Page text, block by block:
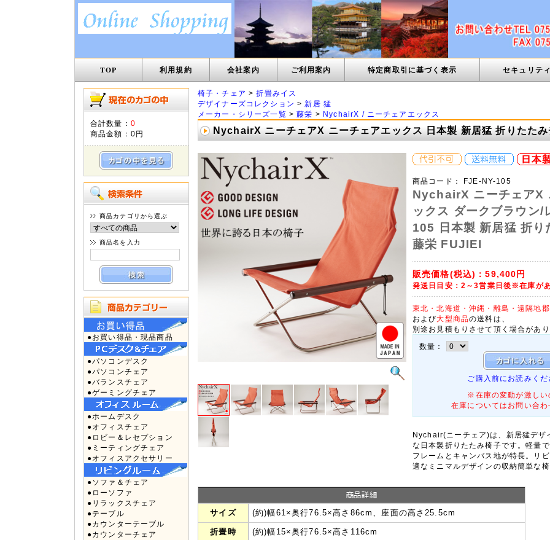
TOP 利用規約 会社案内 ご利用案内 特定商取引に基づく表示 セキュリテ
合計数量： 0
商品金額： 0円
商品カテゴリから選ぶ
商品名を入力
●お買い得品・現品商品
●パソコンデスク
●パソコンチェア
●バランスチェア
●ゲーミングチェア
●ホームデスク
●オフィスチェア
●ロビー＆レセプション
●ミーティングチェア
●オフィスアクセサリー
●ソファ＆チェア
●ローソファ
●リラックスチェア
●テーブル
●カウンターテーブル
●カウンターチェア
椅子・チェア >折畳みイス
デザイナーズコレクション >新居 猛
メーカー・シリーズ一覧 >藤栄 > NychairX / ニーチェアエックス
NychairX ニーチェアX ニーチェアエックス 日本製 新居猛 折りたた
商品コード： FJE-NY-105
NychairX ニーチェアX
ックス ダークブラウン/
105 日本製 新居猛 折り
藤栄 FUJIEI
販売価格(税込)：59,400円
発送日目安：2～3営業日後※在庫が
東北・北海道・沖縄・離島・遠隔地
および大型商品の送料は、
別途お見積もりさせて頂く場合があ
数量：
ご購入前にお読みくだ
※在庫の変動が激しい
在庫についてはお問い合
Nychair(ニーチェア)は、新居猛デザ
な日本製折りたたみ椅子です。軽量
フレームとキャンバス地が特長。リ
適なミニマルデザインの収納簡単な
サイズ (約)幅61×奥行76.5×高さ86cm、座面の高さ25.5cm
折畳時 (約)幅15×奥行76.5×高さ116cm